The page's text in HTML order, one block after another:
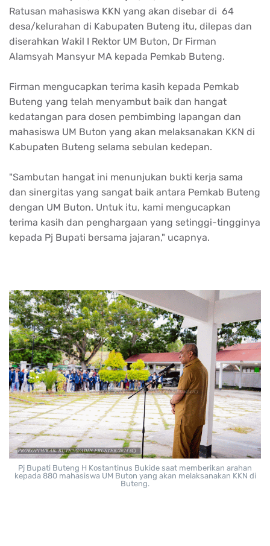
Ratusan mahasiswa KKN yang akan disebar di 64
desa/kelurahan di Kabupaten Buteng itu, dilepas dan
diserahkan Wakil I Rektor UM Buton, Dr Firman
Alamsyah Mansyur MA kepada Pemkab Buteng.
Firman mengucapkan terima kasih kepada Pemkab
Buteng yang telah menyambut baik dan hangat
kedatangan para dosen pembimbing lapangan dan
mahasiswa UM Buton yang akan melaksanakan KKN di
Kabupaten Buteng selama sebulan kedepan.
"Sambutan hangat ini menunjukan bukti kerja sama
dan sinergitas yang sangat baik antara Pemkab Buteng
dengan UM Buton. Untuk itu, kami mengucapkan
terima kasih dan penghargaan yang setinggi-tingginya
kepada Pj Bupati bersama jajaran," ucapnya.
Pj Bupati Buteng H Kostantinus Bukide saat memberikan arahan
kepada 880 mahasiswa UM Buton yang akan melaksanakan KKN di
Buteng.